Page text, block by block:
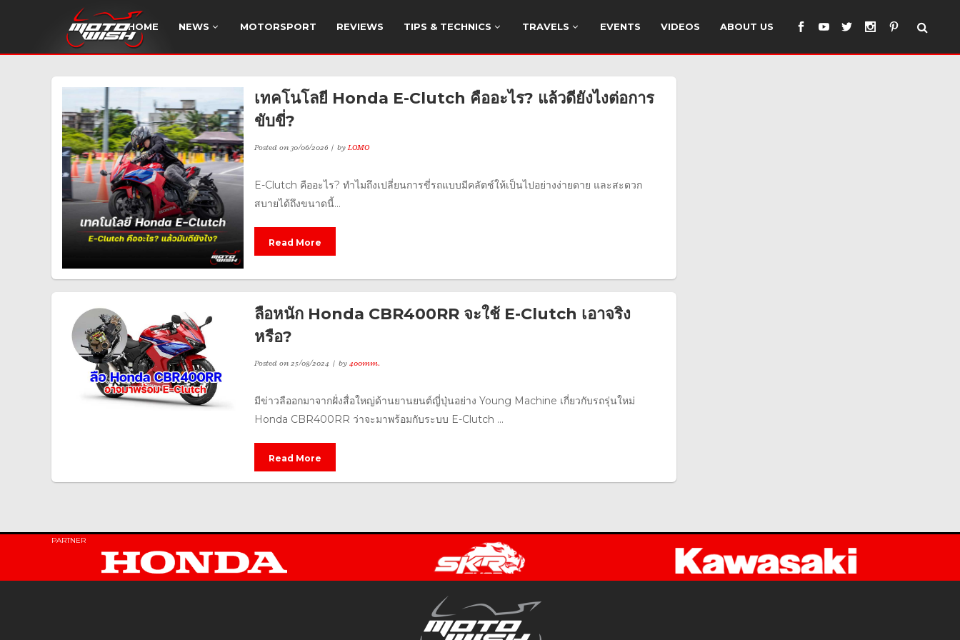
HOME NEWS MOTORSPORT REVIEWS TIPS & TECHNICS TRAVELS EVENTS VIDEOS ABOUT US
เทคโนโลยี Honda E-Clutch คืออะไร? แล้วดียังไงต่อการ
ขับขี่?
Posted on30/06/2026 byLOMO
E-Clutch คืออะไร? ทำไมถึงเปลี่ยนการขี่รถแบบมีคลัตช์ให้เป็นไปอย่างง่ายดาย และสะดวก
สบายได้ถึงขนาดนี้...
Read More
ลือหนัก Honda CBR400RR จะใช้ E-Clutch เอาจริง
หรือ?
Posted on25/08/2024 by400mm.
มีข่าวลืออกมาจากฝั่งสื่อใหญ่ด้านยานยนต์ญี่ปุ่นอย่าง Young Machine เกี่ยวกับรถรุ่นใหม่
Honda CBR400RR ว่าจะมาพร้อมกับระบบ E-Clutch ...
Read More
PARTNER